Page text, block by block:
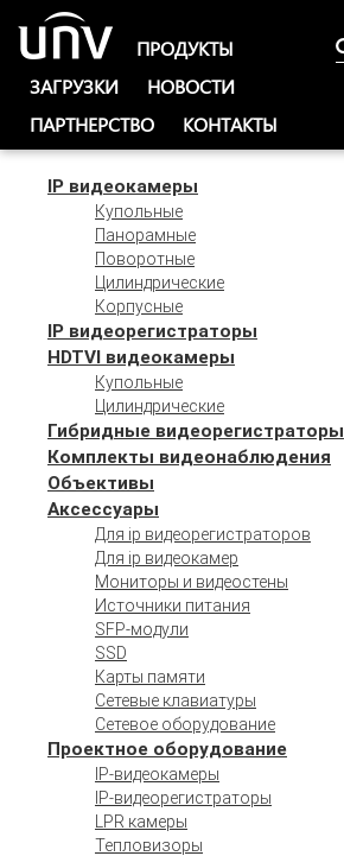
ПРОДУКТЫ
ЗАГРУЗКИ
НОВОСТИ
ПАРТНЕРСТВО
КОНТАКТЫ
IP видеокамеры
Купольные
Панорамные
Поворотные
Цилиндрические
Корпусные
IP видеорегистраторы
HDTVI видеокамеры
Купольные
Цилиндрические
Гибридные видеорегистраторы
Комплекты видеонаблюдения
Объективы
Аксессуары
Для ip видеорегистраторов
Для ip видеокамер
Мониторы и видеостены
Источники питания
SFP-модули
SSD
Карты памяти
Сетевые клавиатуры
Сетевое оборудование
Проектное оборудование
IP-видеокамеры
IP-видеорегистраторы
LPR камеры
Тепловизоры